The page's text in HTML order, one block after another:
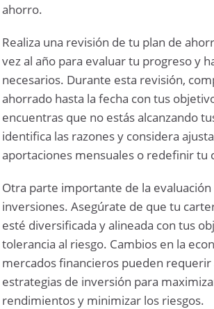
ahorro.
Realiza una revisión de tu plan de
vez al año para evaluar tu progreso y
necesarios. Durante esta revisión,
ahorrado hasta la fecha con tus
encuentras que no estás alcanzando
identifica las razones y considera
aportaciones mensuales o redefinir tu
Otra parte importante de la
inversiones. Asegúrate de que tu
esté diversificada y alineada con tus
tolerancia al riesgo. Cambios en la
mercados financieros pueden requerir
estrategias de inversión para
rendimientos y minimizar los riesgos.